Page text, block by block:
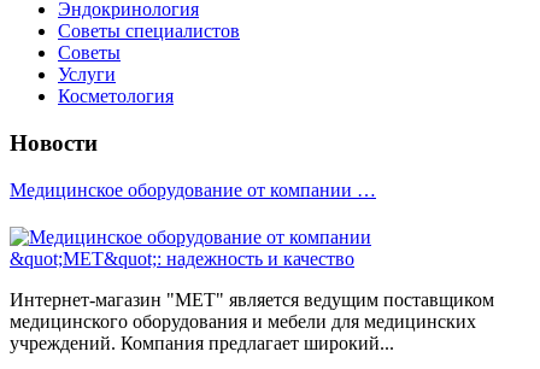
Эндокринология
Советы специалистов
Советы
Услуги
Косметология
Новости
Медицинское оборудование от компании …
Интернет-магазин "МЕТ" является ведущим поставщиком
медицинского оборудования и мебели для медицинских
учреждений. Компания предлагает широкий...